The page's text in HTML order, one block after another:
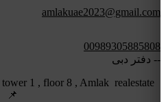
amlakuae2023@gmail.com
00989305885808
-- دفتر دبی
1 , floor 8 , Amlak realestate
📌